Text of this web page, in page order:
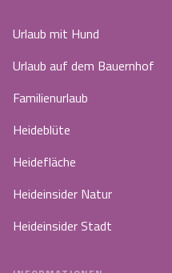
Urlaub mit Hund
Urlaub auf dem Bauernhof
Familienurlaub
Heideblüte
Heidefläche
Heideinsider Natur
Heideinsider Stadt